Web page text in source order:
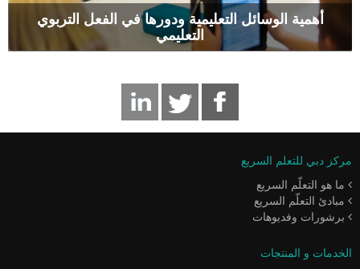
أهمية الوسائل التعليمية ودورها في الفعل التربوي
التعليمي
مركز دبي للتعلم السريع
ما هو التعلّم السريع
مبادئ التعلّم السريع
برشورات وفديوهات
الخدمات و المنتجات